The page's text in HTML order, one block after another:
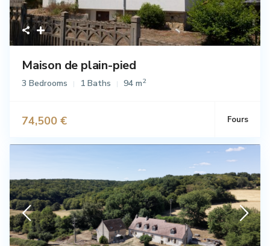
Maison de plain-pied
3 Bedrooms 1 Baths 94 m2
74,500 € Fours